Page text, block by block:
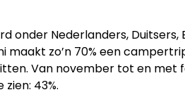
onder Nederlanders,
zo’n 70% een
Van november tot en
43%.